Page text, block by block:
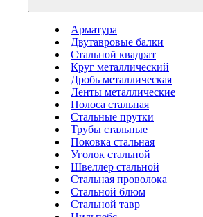
Арматура
Двутавровые балки
Стальной квадрат
Круг металлический
Дробь металлическая
Ленты металлические
Полоса стальная
Стальные прутки
Трубы стальные
Поковка стальная
Уголок стальной
Швеллер стальной
Стальная проволока
Стальной блюм
Стальной тавр